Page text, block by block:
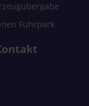
Fuhrpark